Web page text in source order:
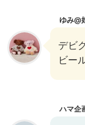
ゆみ@
デビ
ビー
ハマ企